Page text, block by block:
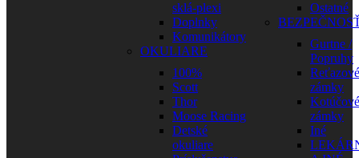
sklá-plexi
Doplnky
Komunikátory
OKULIARE
100%
Scott
Thor
Moose Racing
Detské
okuliare
Ostatné
Gurtne /
Popruhy
Reťazové
zámky
Kotúčové
zámky
Iné